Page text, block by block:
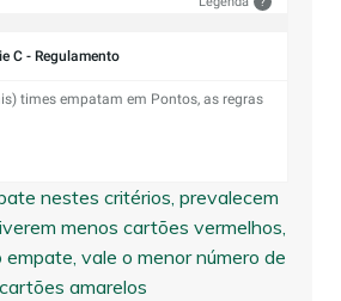
C - Regulamento
times empatam em Pontos, as regras
nestes critérios, prevalecem
menos cartões vermelhos,
vale o menor número de
cartões amarelos